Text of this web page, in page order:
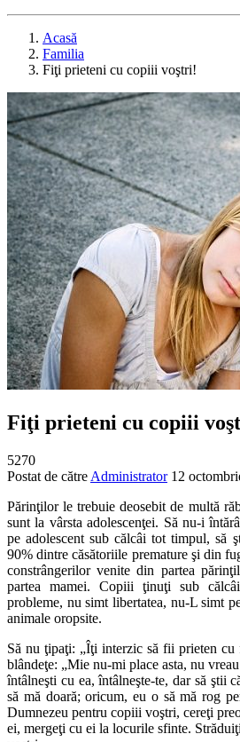
Acasă
Familia
Fiţi prieteni cu copiii voştri!
Fiţi prieteni cu copiii
5270
Postat de către Administrator 12
Părinţilor le trebuie deosebit de multă
sunt la vârsta adolescenţei. Să nu-i
pe adolescent sub călcâi tot timpul, să
90% dintre căsătoriile premature şi din
constrângerilor venite din partea
partea mamei. Copiii ţinuţi sub
probleme, nu simt libertatea, nu-L simt
animale oropsite.
Să nu ţipaţi: „Îţi interzic să fii prieten cu
blândeţe: „Mie nu-mi place asta, nu
întâlneşti cu ea, întâlneşte-te, dar să ştii
să mă doară; oricum, eu o să mă rog
Dumnezeu pentru copiii voştri, cereţi
ei, mergeţi cu ei la locurile sfinte.